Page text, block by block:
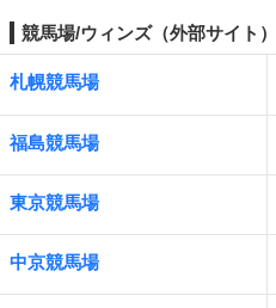
競馬場/ウィンズ（外部サイト）
札幌競馬場
福島競馬場
東京競馬場
中京競馬場